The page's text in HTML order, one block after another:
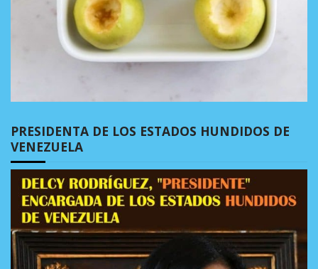
PRESIDENTA DE LOS ESTADOS HUNDIDOS DE
VENEZUELA